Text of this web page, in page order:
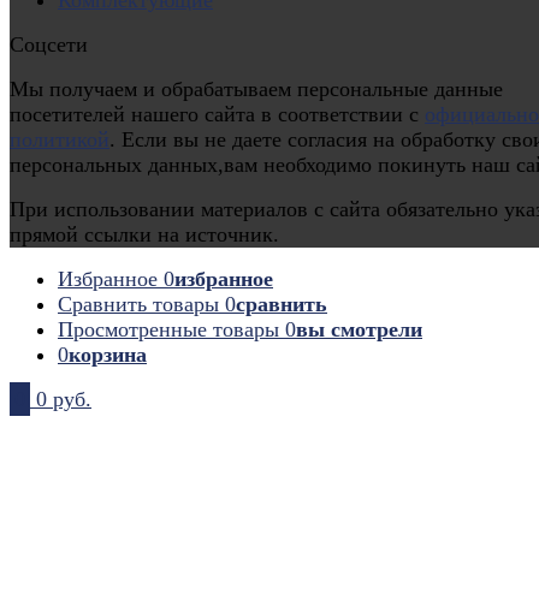
Соцсети
Мы получаем и обрабатываем персональные данные
посетителей нашего сайта в соответствии с
политикой. Если вы не даете согласия на обработку
персональных данных,вам необходимо покинуть наш
При использовании материалов с сайта обязательно
прямой ссылки на источник.
Избранное 0избранное
Сравнить товары 0сравнить
Просмотренные товары 0вы смотрели
0корзина
0 руб.